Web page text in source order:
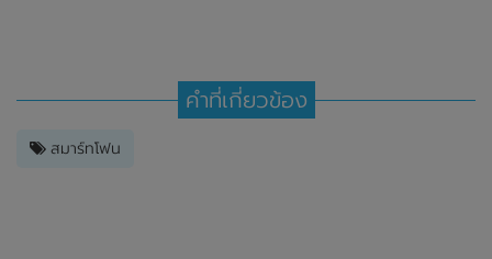
คำที่เกี่ยวข้อง
สมาร์ทโฟน